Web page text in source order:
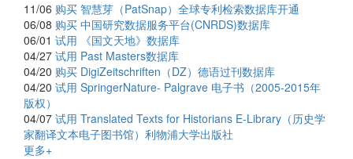
11/06 购买 智慧芽（PatSnap）全球专利检索数据库开通
06/08 购买 中国研究数据服务平台(CNRDS)数据库
06/01 试用
《国文天地》数据库
04/27 试用 Past Masters数据库
04/20 购买 DigiZeitschriften（DZ）德语过刊数据库
04/20 试用 SpringerNature- Palgrave 电子书（2005-2015年
版权）
04/07 试用 Translated Texts for Historians E-Library（历史学
家翻译文本电子图书馆）利物浦大学出版社
更多+